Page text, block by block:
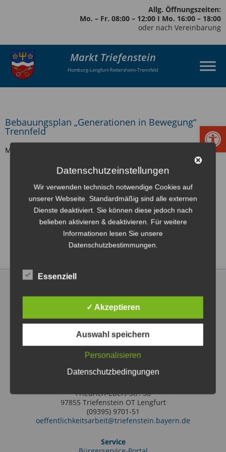
Allg. Öffnungszeiten:
Mo. – Fr. 08:00 – 12:00 I Mo. 16:00 – 18:00
oder nach Vereinbarung
Markt Triefenstein
Homburg-Lengfurt-Rettersheim-Trennfeld
Bebauungsplan „Generationen in Bewegung“
Trennfeld
Markt Triefenstein – Gemeindeteil Trennfeld
zurück
Markt Triefenstein
Rathausstraße 2
97855 Triefenstein OT Lengfurt
(09395) 97010
Friedrich-Ebert-Str. 38
97855 Triefenstein OT Lengfurt
(09395) 9701-51
oeffentlichkeitsarbeit@triefenstein.bayern.de
Service
Datenschutzeinstellungen
Wir verwenden technisch notwendige Cookies auf
unserer Webseite. Standardmäßig sind alle externen
Dienste deaktiviert. Sie können diese jedoch nach
belieben aktivieren & deaktivieren. Für weitere
Informationen lesen Sie unsere
Datenschutzbestimmungen.
Essenziell
✓ Akzeptieren
Auswahl speichern
Personalisieren
Datenschutzbedingungen